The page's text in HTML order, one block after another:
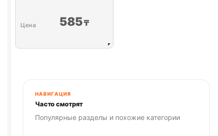
585₸
НАВИГАЦИЯ
Часто смотрят
Популярные разделы и похожие категории